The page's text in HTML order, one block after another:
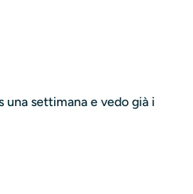
settimana e vedo già i